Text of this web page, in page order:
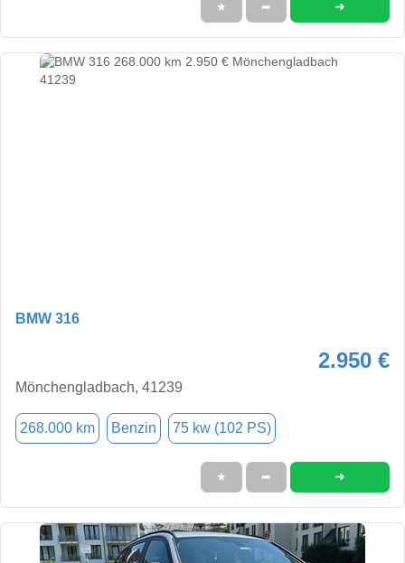
★ ➦ ➜
BMW 316
2.950 €
Mönchengladbach, 41239
268.000 km Benzin 75 kw (102 PS)
★ ➦ ➜